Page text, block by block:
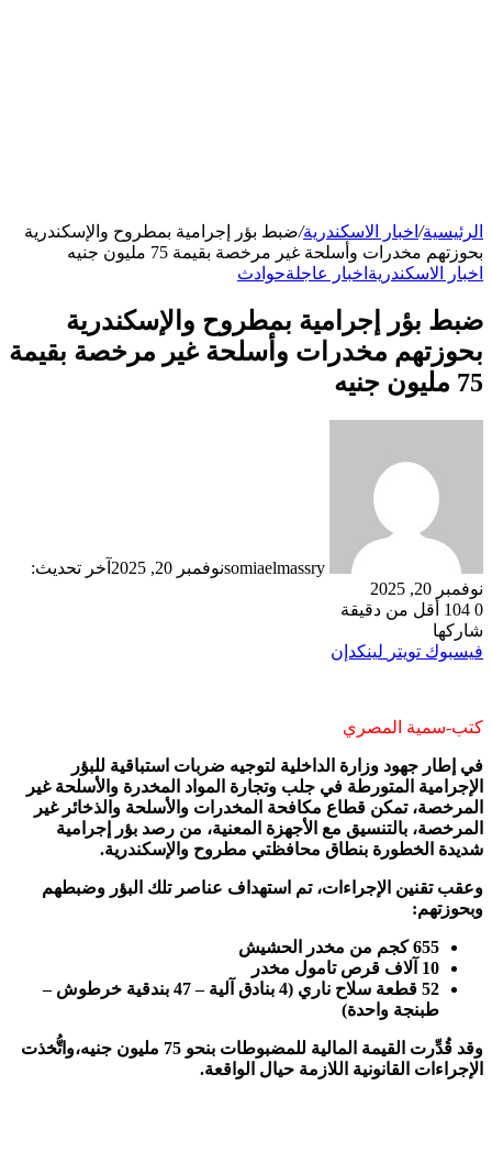
الرئيسية/ اخبار الاسكندرية/ضبط بؤر إجرامية بمطروح والإسكندرية
بحوزتهم مخدرات وأسلحة غير مرخصة بقيمة 75 مليون جنيه
اخبار الاسكندرية اخبار عاجلةحوادث
ضبط بؤر إجرامية بمطروح والإسكندرية
بحوزتهم مخدرات وأسلحة غير مرخصة بقيمة
75 مليون جنيه
somiaelmassryنوفمبر 20, 2025
آخر تحديث:
نوفمبر 20, 2025
0
أقل من دقيقة
شاركها
فيسبوك تويتر لينكدإن
كتب-سمية المصري
في إطار جهود وزارة الداخلية لتوجيه ضربات استباقية للبؤر
الإجرامية المتورطة في جلب وتجارة المواد المخدرة والأسلحة غير
المرخصة، تمكن قطاع مكافحة المخدرات والأسلحة والذخائر غير
المرخصة، بالتنسيق مع الأجهزة المعنية، من رصد بؤر إجرامية
شديدة الخطورة بنطاق محافظتي مطروح والإسكندرية.
وعقب تقنين الإجراءات، تم استهداف عناصر تلك البؤر وضبطهم
وبحوزتهم:
655 كجم من مخدر الحشيش
10 آلاف قرص تامول مخدر
52 قطعة سلاح ناري (4 بنادق آلية – 47 بندقية خرطوش –
طبنجة واحدة)
وقد قُدِّرت القيمة المالية للمضبوطات بنحو 75 مليون جنيه،واتُّخذت
الإجراءات القانونية اللازمة حيال الواقعة.